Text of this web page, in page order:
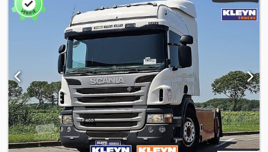
type d'engrenage:
mécanique, classe d'émission:Euro 3
suspension:
acier-air, nombre de sièges:2, volume de l'espace de
15 m³, longueur de l'espace de chargement:
, largeur de l’espace de chargement: 2 480 mm
l'espace de chargement:
, nombre de lits: 1
ABS, attelage de remorque, blocage de différentiel,
climatisation, grue, hydraulique, ordinateur de bord, régulateur
de vitesse, verrouillage centralisé, , (DE), SCANIA R124GB8X4 avec
plateau et grue Palfinger PK 44002, année 2008, 6 extensions
hydrauliques + 1 extension manuelle, capacité de levage : max.
12 160 kg, 8 400 kg/4,5 m, 6 450 kg/5,7 m, 4 680 kg/7,5 m,
3 530 kg/9,5 m, 2 810 kg/11,5 m, 2 300 kg/13,7 m, 1 960 kg/15,9 m,